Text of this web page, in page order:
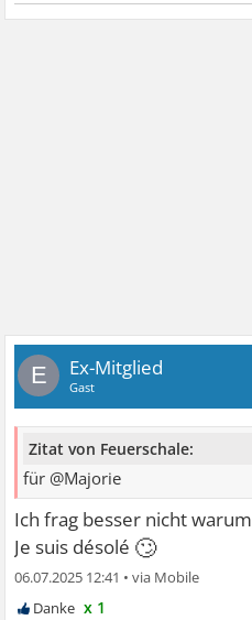
E Ex-Mitglied
Gast
Zitat von Feuerschale:
für @Majorie
Ich frag besser nicht warum
Je suis désolé 🙄
06.07.2025 12:41 •
x 1